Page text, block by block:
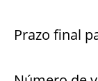
Prazo final